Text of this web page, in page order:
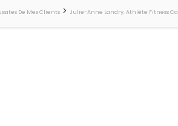
De Mes Clients > Julie-Anne Landry, Athlète Fitness